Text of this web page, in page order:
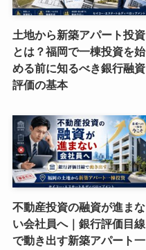
土地から新築アパート投資
とは？福岡で一棟投資を始
める前に知るべき銀行融資
評価の基本
不動産投資の融資が進まな
い会社員へ｜銀行評価目線
で動き出す新築アパート一